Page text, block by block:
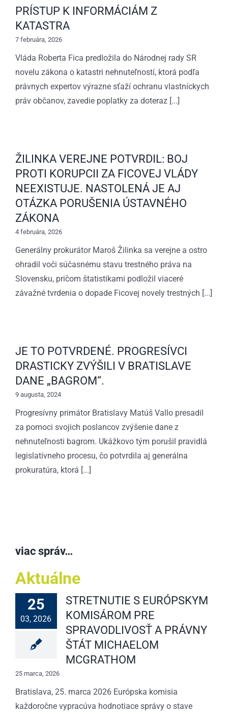
PRÍSTUP
K
INFORMÁCIÁM
Z
KATASTRA
POSLANECKÉ
PRIORITY
PRÍSTUP K INFORMÁCIÁM Z
KATASTRA
7 februára, 2026
Vláda Roberta Fica predložila do Národnej rady SR
novelu zákona o katastri nehnuteľností, ktorá podľa
právnych expertov výrazne sťaží ochranu vlastníckych
práv občanov, zavedie poplatky za doteraz [...]
ŽILINKA VEREJNE POTVRDIL: BOJ
PROTI KORUPCII ZA FICOVEJ VLÁDY
NEEXISTUJE. NASTOLENÁ JE AJ
OTÁZKA PORUŠENIA ÚSTAVNÉHO
ZÁKONA
4 februára, 2026
Generálny prokurátor Maroš Žilinka sa verejne a ostro
ohradil voči súčasnému stavu trestného práva na
Slovensku, pričom štatistikami podložil viaceré
závažné tvrdenia o dopade Ficovej novely trestných [...]
JE TO POTVRDENÉ. PROGRESÍVCI
DRASTICKY ZVÝŠILI V BRATISLAVE
DANE „BAGROM“.
9 augusta, 2024
Progresívny primátor Bratislavy Matúš Vallo presadil
za pomoci svojich poslancov zvýšenie dane z
nehnuteľnosti bagrom. Ukážkovo tým porušil pravidlá
legislatívneho procesu, čo potvrdila aj generálna
prokuratúra, ktorá [...]
viac správ…
Aktuálne
25
03, 2026
STRETNUTIE S EURÓPSKYM
KOMISÁROM PRE
SPRAVODLIVOSŤ A PRÁVNY
ŠTÁT MICHAELOM
MCGRATHOM
25 marca, 2026
Bratislava, 25. marca 2026 Európska komisia
každoročne vypracúva hodnotiace správy o stave